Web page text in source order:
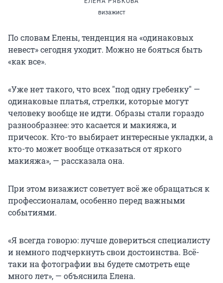
визажист
По словам Елены, тенденция на «одинаковых
невест» сегодня уходит. Можно не бояться быть
«как все».
«Уже нет такого, что всех "под одну гребенку" —
одинаковые платья, стрелки, которые могут
человеку вообще не идти. Образы стали гораздо
разнообразнее: это касается и макияжа, и
причесок. Кто-то выбирает интересные укладки, а
кто-то может вообще отказаться от яркого
макияжа», — рассказала она.
При этом визажист советует всё же обращаться к
профессионалам, особенно перед важными
событиями.
«Я всегда говорю: лучше довериться специалисту
и немного подчеркнуть свои достоинства. Всё-
таки на фотографии вы будете смотреть еще
много лет», — объяснила Елена.